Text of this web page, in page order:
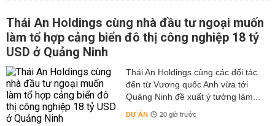
Thái An Holdings cùng nhà đầu tư ngoại muốn
làm tổ hợp cảng biển đô thị công nghiệp 18 tỷ
USD ở Quảng Ninh
Thái An Holdings cùng các đối tác
đến từ Vương quốc Anh vừa tới
Quảng Ninh đề xuất ý tưởng làm...
DỰ ÁN 20 giờ trước